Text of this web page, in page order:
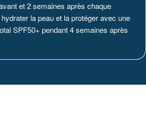
et 2 semaines après chaque
la peau et la protéger avec une
SPF50+ pendant 4 semaines après